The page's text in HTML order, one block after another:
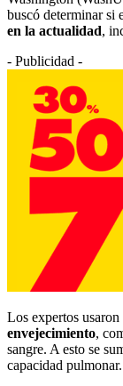
buscó determinar si
en la actualidad,
- Publicidad -
Los expertos usaron
envejecimiento,
sangre. A esto se
capacidad pulmonar.